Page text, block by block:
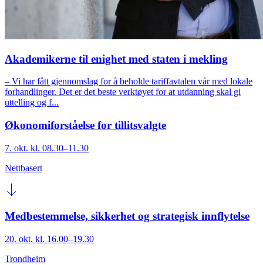
Akademikerne til enighet med staten i mekling
– Vi har fått gjennomslag for å beholde tariffavtalen vår med lokale
forhandlinger. Det er det beste verktøyet for at utdanning skal gi
uttelling og f...
Økonomiforståelse for tillitsvalgte
7. okt. kl. 08.30–11.30
Nettbasert
Medbestemmelse, sikkerhet og strategisk innflytelse
20. okt. kl. 16.00–19.30
Trondheim